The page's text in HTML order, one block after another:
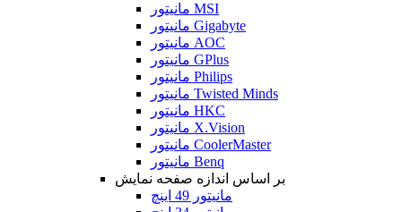
مانیتور MSI
مانیتور Gigabyte
مانیتور AOC
مانیتور GPlus
مانیتور Philips
مانیتور Twisted Minds
مانیتور HKC
مانیتور X.Vision
مانیتور CoolerMaster
مانیتور Benq
بر اساس اندازه صفحه نمایش
مانیتور 49 اینچ